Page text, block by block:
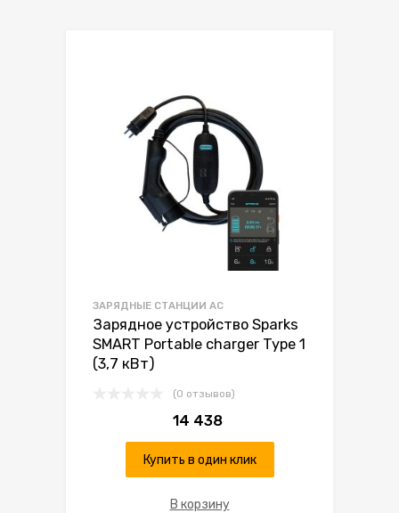
ЗАРЯДНЫЕ СТАНЦИИ AC
Зарядное устройство Sparks
SMART Portable charger Type 1
(3,7 кВт)
(0 отзывов)
14 438
Купить в один клик
В корзину